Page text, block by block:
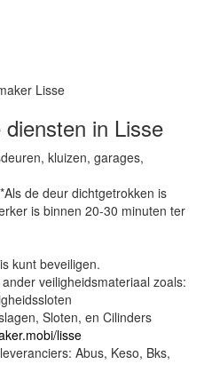
in Lisse
kluizen, garages,
de deur dichtgetrokken is
is binnen 20-30 minuten ter
kunt beveiligen.
veiligheidsmateriaal zoals:
Sloten, en Cilinders
lisse
Abus, Keso, Bks,